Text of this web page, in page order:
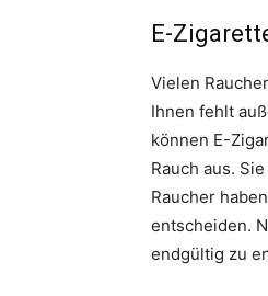
E-
Vielen
Ihnen fehlt
können E-
Rauch aus.
Raucher
entscheiden.
endgültig zu